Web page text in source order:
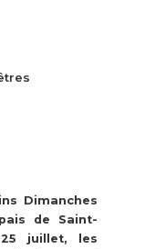
Dimanches
de Saint-
juillet, les